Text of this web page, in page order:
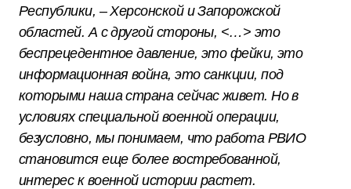
Республики, – Херсонской и Запорожской
областей. А с другой стороны, <…> это
беспрецедентное давление, это фейки, это
информационная война, это санкции, под
которыми наша страна сейчас живет. Но в
условиях специальной военной операции,
безусловно, мы понимаем, что работа РВИО
становится еще более востребованной,
интерес к военной истории растет.